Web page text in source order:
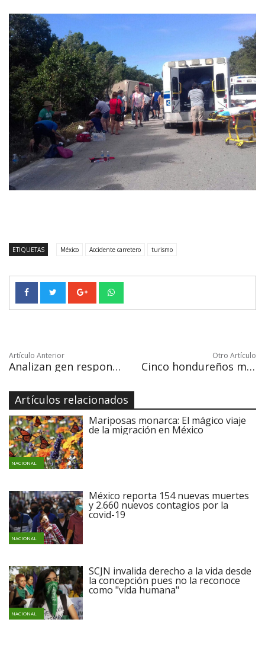
ETIQUETAS México Accidente carretero turismo
Artículo Anterior
Analizan gen responsable de que la carne roja sea cancerígena
Otro Artículo
Cinco hondureños mueren en un accidente de carretera en el noreste de México
Artículos relacionados
NACIONAL
Mariposas monarca: El mágico viaje
de la migración en México
NACIONAL
México reporta 154 nuevas muertes
y 2.660 nuevos contagios por la
covid-19
NACIONAL
SCJN invalida derecho a la vida desde
la concepción pues no la reconoce
como "vida humana"